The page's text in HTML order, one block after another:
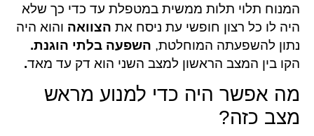
המנוח תלוי תלות ממשית במטפלת עד כדי כך שלא
היה לו כל רצון חופשי עת ניסח את הצוואה והוא היה
נתון להשפעתה המוחלטת, השפעה בלתי הוגנת.
הקו בין המצב הראשון למצב השני הוא דק עד מאד.
מה אפשר היה כדי למנוע מראש
מצב כזה?